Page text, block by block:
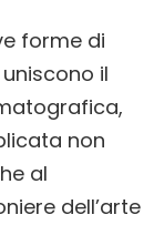
forme di
il
non
al
dell’arte